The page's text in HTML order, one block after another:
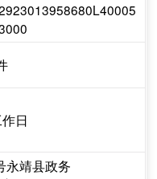
日
永靖县政务